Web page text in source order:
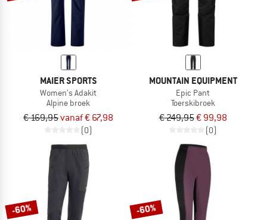
MAIER SPORTS
Women's Adakit
Alpine broek
€ 169,95vanaf € 67,98
(0)
MOUNTAIN EQUIPMENT
Epic Pant
Toerskibroek
€ 249,95€ 99,98
(0)
-60% -60%